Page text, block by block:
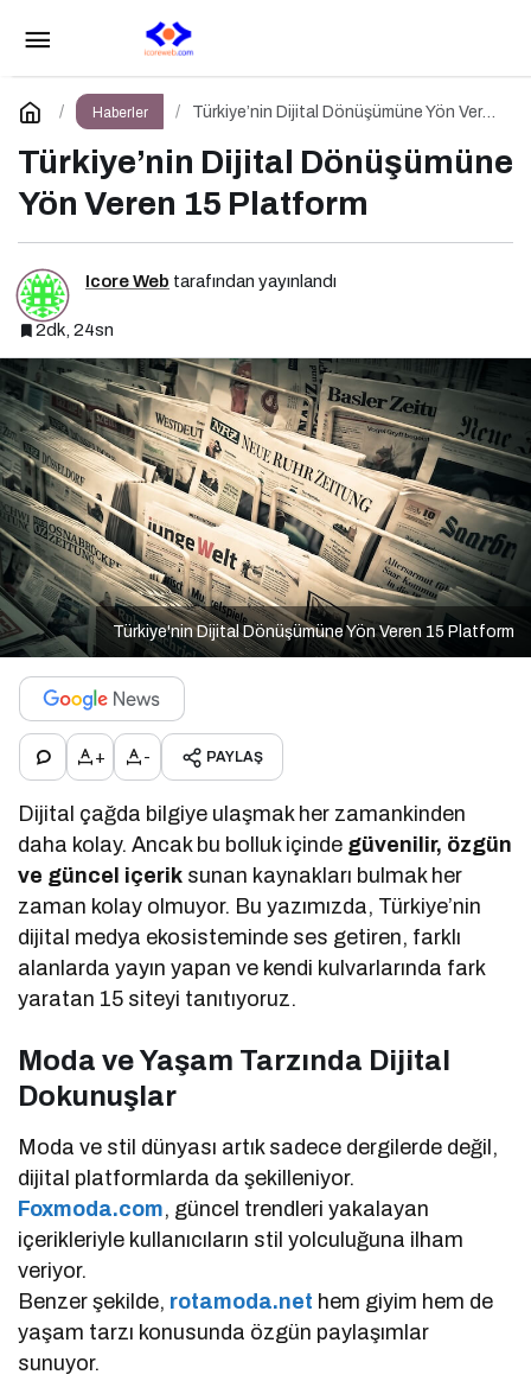
Haberler
Türkiye’nin Dijital Dönüşümüne Yön Veren
Türkiye’nin Dijital Dönüşümüne
Yön Veren 15 Platform
Icore Web tarafından yayınlandı
2dk, 24sn
Türkiye'nin Dijital Dönüşümüne Yön Veren 15 Platform
+ - PAYLAŞ
Dijital çağda bilgiye ulaşmak her zamankinden
daha kolay. Ancak bu bolluk içinde güvenilir, özgün
ve güncel içerik sunan kaynakları bulmak her
zaman kolay olmuyor. Bu yazımızda, Türkiye’nin
dijital medya ekosisteminde ses getiren, farklı
alanlarda yayın yapan ve kendi kulvarlarında fark
yaratan 15 siteyi tanıtıyoruz.
Moda ve Yaşam Tarzında Dijital
Dokunuşlar
Moda ve stil dünyası artık sadece dergilerde değil,
dijital platformlarda da şekilleniyor.
Foxmoda.com, güncel trendleri yakalayan
içerikleriyle kullanıcıların stil yolculuğuna ilham
veriyor.
Benzer şekilde, rotamoda.net hem giyim hem de
yaşam tarzı konusunda özgün paylaşımlar
sunuyor.
Türkiye’nin Dijital Gündemini Belirleyen 15
Haber Sitesi
Yorum Yap